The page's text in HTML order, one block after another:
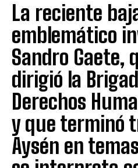
La reciente
emblemático
Sandro Gaete,
dirigió la
Derechos
y que terminó
Aysén en